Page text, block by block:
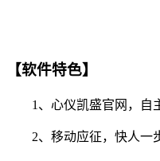
【软件特色】
1、心仪凯盛官网，自主
2、移动应征，快人一步